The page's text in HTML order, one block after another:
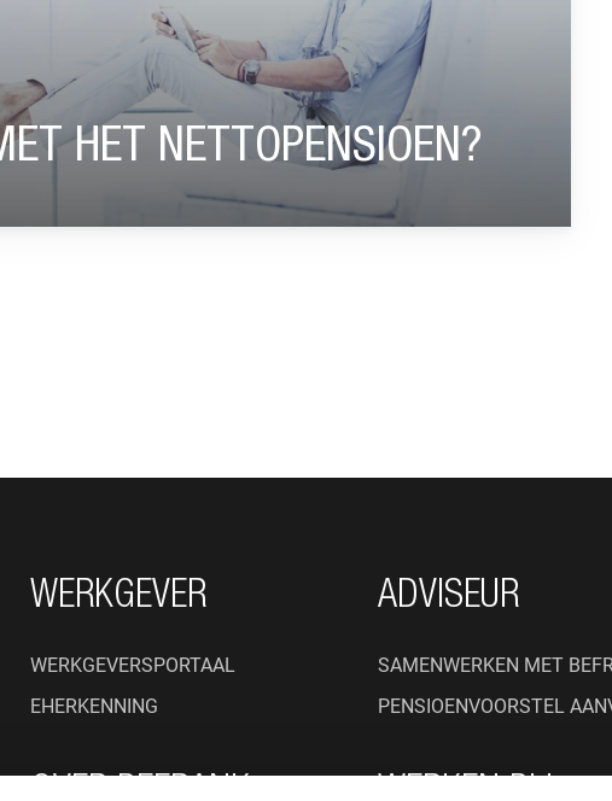
HET NETTOPENSIOEN?
WERKGEVER
WERKGEVERSPORTAAL
EHERKENNING
ADVISEUR
SAMENWERKEN MET
PENSIOENVOORSTEL